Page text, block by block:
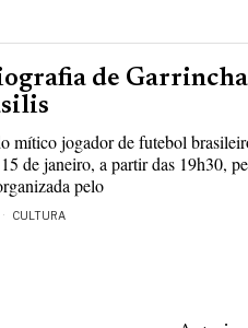
de
mítico jogador de futebol
de janeiro, a partir das 19h30,
pelo
CULTURA